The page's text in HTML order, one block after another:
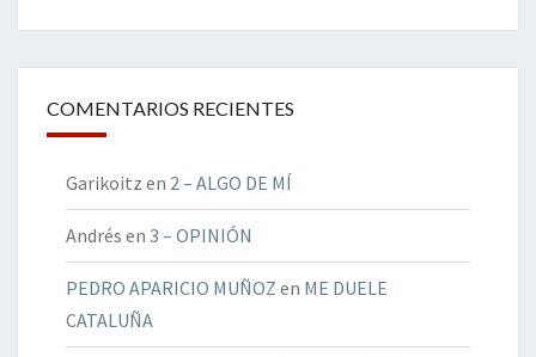
COMENTARIOS RECIENTES
Garikoitz en 2 – ALGO DE MÍ
Andrés en 3 – OPINIÓN
PEDRO APARICIO MUÑOZ en ME DUELE
CATALUÑA